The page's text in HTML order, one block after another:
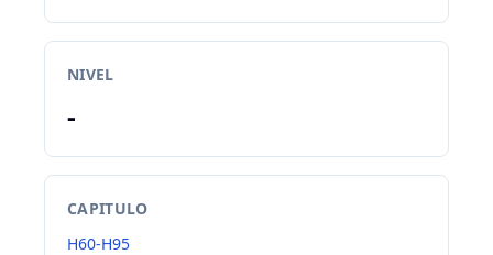
NIVEL
-
CAPITULO
H60-H95